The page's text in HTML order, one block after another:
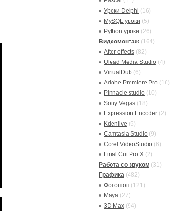
Уроки Delphi (16)
MySQL уроки (5)
Python уроки (26)
Видеомонтаж (164)
After effects (82)
Ulead Media Studio (4)
VirtualDub (6)
Adobe Premiere Pro (16)
Pinnacle studio (10)
Sony Vegas (18)
Expression Encoder (2)
Kdenlive (5)
Camtasia Studio (9)
Corel VideoStudio (6)
Final Cut Pro X (2)
Работа со звуком (31)
Графика (482)
Фотошоп (121)
Maya (27)
3D Max (94)